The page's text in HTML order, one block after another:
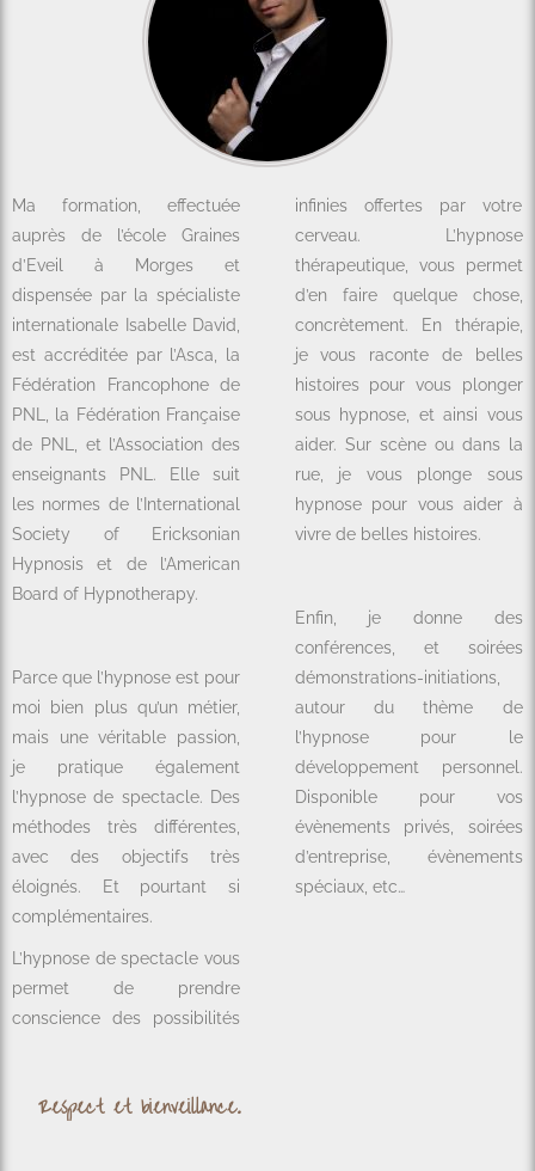
Ma formation, effectuée
auprès de l’école Graines
d’Eveil à Morges et
dispensée par la spécialiste
internationale Isabelle David,
est accréditée par l’Asca, la
Fédération Francophone de
PNL, la Fédération Française
de PNL, et l’Association des
enseignants PNL. Elle suit
les normes de l’International
Society of Ericksonian
Hypnosis et de l’American
Board of Hypnotherapy.
Parce que l’hypnose est pour
moi bien plus qu’un métier,
mais une véritable passion,
je pratique également
l’hypnose de spectacle. Des
méthodes très différentes,
avec des objectifs très
éloignés. Et pourtant si
complémentaires.
L’hypnose de spectacle vous
permet de prendre
conscience des possibilités
infinies offertes par votre
cerveau. L’hypnose
thérapeutique, vous permet
d’en faire quelque chose,
concrètement. En thérapie,
je vous raconte de belles
histoires pour vous plonger
sous hypnose, et ainsi vous
aider. Sur scène ou dans la
rue, je vous plonge sous
hypnose pour vous aider à
vivre de belles histoires.
Enfin, je donne des
conférences, et soirées
démonstrations-initiations,
autour du thème de
l’hypnose pour le
développement personnel.
Disponible pour vos
évènements privés, soirées
d’entreprise, évènements
spéciaux, etc…
Respect et bienveillance.